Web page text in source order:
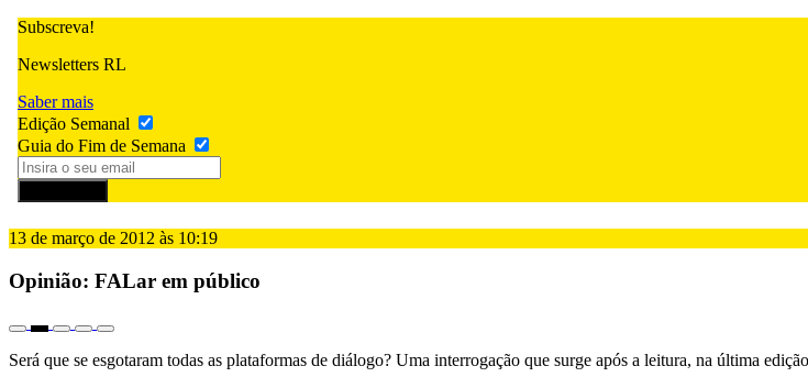
Subscreva!
Newsletters RL
Saber mais
Edição Semanal
Guia do Fim de Semana
13 de março de 2012 às 10:19
Opinião: FALar em público
Será que se esgotaram todas as plataformas de diálogo? Uma interrogação que surge após a leitura, na última